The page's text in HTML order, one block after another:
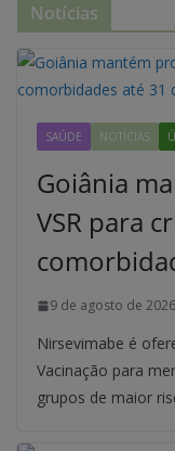
Notícias
SAÚDE NOTÍCIAS
Goiânia
VSR para
9 de agosto de 2026
Nirsevimabe é
Vacinação para
grupos de maior